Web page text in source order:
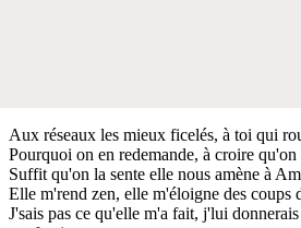
Aux réseaux les mieux ficelés, à toi qui
Pourquoi on en redemande, à croire qu'on
Suffit qu'on la sente elle nous amène à
Elle m'rend zen, elle m'éloigne des coups
J'sais pas ce qu'elle m'a fait, j'lui